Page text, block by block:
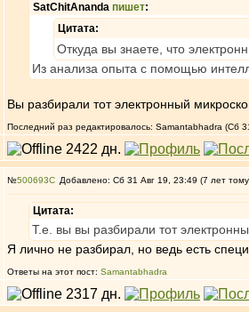
SatChitAnanda пишет:
Цитата:
Откуда вы знаете, что
Из анализа опыта с помощью
Вы разбирали тот электронный
Последний раз редактировалось: Samantabhadra (Сб
№500693 Добавлено: Сб 31 Авг 19, 23:49 (7 лет
Цитата:
Т.е. вы вы разбирали тот
Я лично не разбирал, но ведь есть
Ответы на этот пост: Samantabhadra